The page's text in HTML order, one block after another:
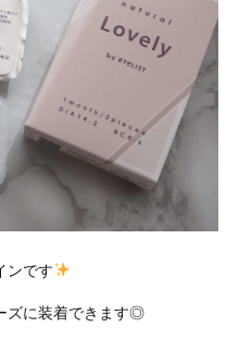
ンです
ズに装着できます◎